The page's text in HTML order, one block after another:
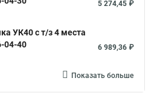
5 274,45 ₽
УК40 с т/з 4 места
04-40
6 989,36 ₽
Показать больше